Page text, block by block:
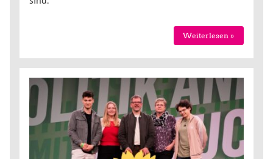
Weiterlesen »